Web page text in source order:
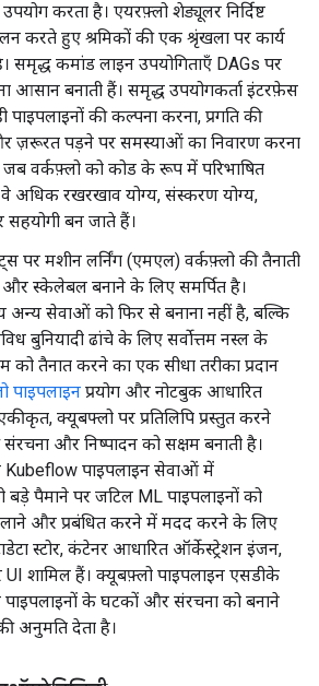
करता है। एयरफ़्लो शेड्यूलर निर्दिष्ट
करते हुए श्रमिकों की एक श्रृंखला पर कार्य
समृद्ध कमांड लाइन उपयोगिताएँ DAGs पर
आसान बनाती हैं। समृद्ध उपयोगकर्ता इंटरफ़ेस
पाइपलाइनों की कल्पना करना, प्रगति की
ज़रूरत पड़ने पर समस्याओं का निवारण करना
वर्कफ़्लो को कोड के रूप में परिभाषित
वे अधिक रखरखाव योग्य, संस्करण योग्य,
सहयोगी बन जाते हैं।
पर मशीन लर्निंग (एमएल) वर्कफ़्लो की तैनाती
और स्केलेबल बनाने के लिए समर्पित है।
अन्य सेवाओं को फिर से बनाना नहीं है, बल्कि
बुनियादी ढांचे के लिए सर्वोत्तम नस्ल के
को तैनात करने का एक सीधा तरीका प्रदान
पाइपलाइन प्रयोग और नोटबुक आधारित
क्यूबफ्लो पर प्रतिलिपि प्रस्तुत करने
संरचना और निष्पादन को सक्षम बनाती है।
Kubeflow पाइपलाइन सेवाओं में
बड़े पैमाने पर जटिल ML पाइपलाइनों को
और प्रबंधित करने में मदद करने के लिए
स्टोर, कंटेनर आधारित ऑर्केस्ट्रेशन इंजन,
शामिल हैं। क्यूबफ़्लो पाइपलाइन एसडीके
पाइपलाइनों के घटकों और संरचना को बनाने
अनुमति देता है।